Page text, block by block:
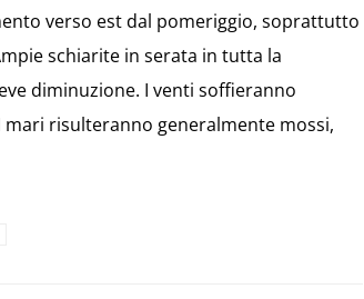
verso est dal pomeriggio, soprattutto
schiarite in serata in tutta la
diminuzione. I venti soffieranno
risulteranno generalmente mossi,